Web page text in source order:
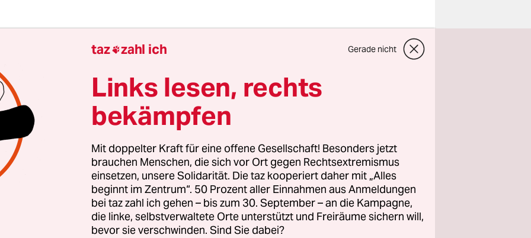
Rationale. Sie war die, die im Labor stand und Beweise
ein Nerd. Aber nicht so ein uncooler Nerd mit
Spruch auf dem T-Shirt, sondern einer mit Knarre in der
Dana Scully aus „Akte X“: FBI-Agentin und Medizinerin
Forensik.
hat Scully lange gespielt: erst von 1993 bis 2002 und
ab 2016. Scully war der Typ Frau, den es damals, 1993, im
schlicht nicht gab, sagt Anderson. Und immer wieder hörte
von weiblichen Fans der Serie, dass es Scully
die sie dazu inspiriert hätte, selbst Wissenschaftlerin zu
Begriff „Scully-Effekt“ kam auf.
taz zahl ich Gerade nicht
Links lesen, rechts
bekämpfen
Mit doppelter Kraft für eine offene Gesellschaft! Besonders jetzt
brauchen Menschen, die sich vor Ort gegen Rechtsextremismus
einsetzen, unsere Solidarität. Die taz kooperiert daher mit „Alles
beginnt im Zentrum“. 50 Prozent aller Einnahmen aus Anmeldungen
bei taz zahl ich gehen – bis zum 30. September – an die Kampagne,
die linke, selbstverwaltete Orte unterstützt und Freiräume sichern will,
bevor sie verschwinden. Sind Sie dabei?